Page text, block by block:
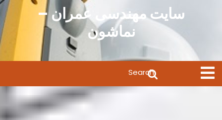
سایت مهندسی عمران –
نماشون
Open
Menu
for: